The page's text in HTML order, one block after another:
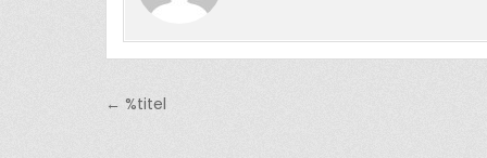
Bericht
← %titel